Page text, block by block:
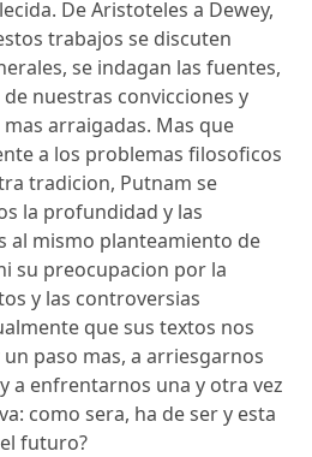
De Aristoteles a Dewey,
trabajos se discuten
se indagan las fuentes,
nuestras convicciones y
arraigadas. Mas que
a los problemas filosoficos
tradicion, Putnam se
la profundidad y las
al mismo planteamiento de
su preocupacion por la
y las controversias
que sus textos nos
paso mas, a arriesgarnos
a enfrentarnos una y otra vez
como sera, ha de ser y esta
futuro?